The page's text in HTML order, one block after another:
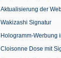
Aktualisierung der
Wakizashi Signatur
Hologramm-Werbung
Cloisonne Dose mit